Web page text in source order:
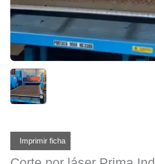
Imprimir ficha